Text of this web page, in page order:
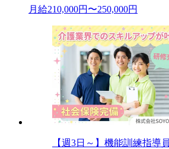
月給210,000円〜250,000円
【週3日～】機能訓練指導